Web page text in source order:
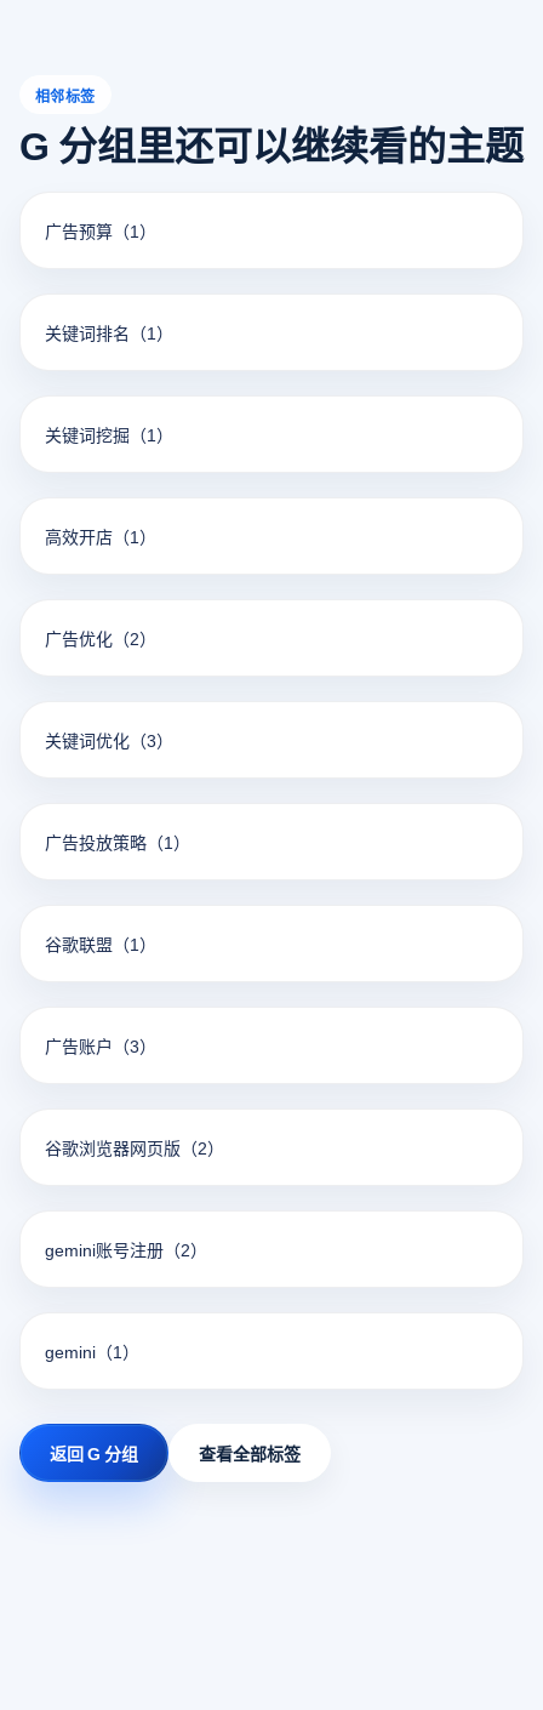
相邻标签
G 分组里还可以继续看的主题
广告预算 （1）
关键词排名 （1）
关键词挖掘 （1）
高效开店 （1）
广告优化 （2）
关键词优化 （3）
广告投放策略 （1）
谷歌联盟 （1）
广告账户 （3）
谷歌浏览器网页版 （2）
gemini账号注册 （2）
gemini （1）
返回 G 分组 查看全部标签